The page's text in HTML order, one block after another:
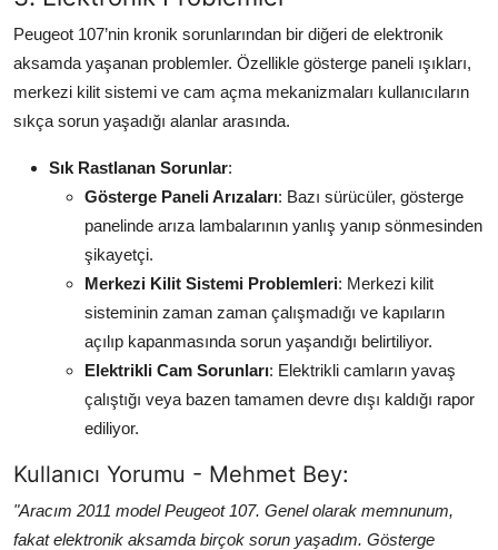
Peugeot 107’nin kronik sorunlarından bir diğeri de elektronik
aksamda yaşanan problemler. Özellikle gösterge paneli ışıkları,
merkezi kilit sistemi ve cam açma mekanizmaları kullanıcıların
sıkça sorun yaşadığı alanlar arasında.
Sık Rastlanan Sorunlar:
Gösterge Paneli Arızaları: Bazı sürücüler, gösterge
panelinde arıza lambalarının yanlış yanıp sönmesinden
şikayetçi.
Merkezi Kilit Sistemi Problemleri: Merkezi kilit
sisteminin zaman zaman çalışmadığı ve kapıların
açılıp kapanmasında sorun yaşandığı belirtiliyor.
Elektrikli Cam Sorunları: Elektrikli camların yavaş
çalıştığı veya bazen tamamen devre dışı kaldığı rapor
ediliyor.
Kullanıcı Yorumu - Mehmet Bey:
"Aracım 2011 model Peugeot 107. Genel olarak memnunum,
fakat elektronik aksamda birçok sorun yaşadım. Gösterge